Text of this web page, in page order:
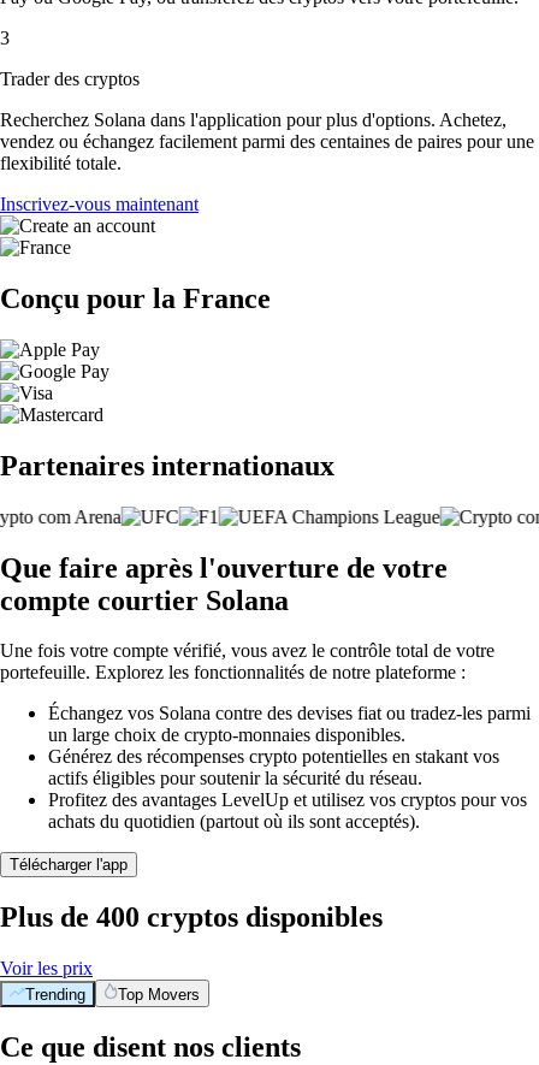
3
Trader des cryptos
Recherchez Solana dans l'application pour plus d'options. Achetez,
vendez ou échangez facilement parmi des centaines de paires pour une
flexibilité totale.
Inscrivez-vous maintenant
Conçu pour la France
Partenaires internationaux
Que faire après l'ouverture de votre
compte courtier Solana
Une fois votre compte vérifié, vous avez le contrôle total de votre
portefeuille. Explorez les fonctionnalités de notre plateforme :
Échangez vos Solana contre des devises fiat ou tradez-les parmi
un large choix de crypto-monnaies disponibles.
Générez des récompenses crypto potentielles en stakant vos
actifs éligibles pour soutenir la sécurité du réseau.
Profitez des avantages LevelUp et utilisez vos cryptos pour vos
achats du quotidien (partout où ils sont acceptés).
Télécharger l'app
Plus de 400 cryptos disponibles
Voir les prix
Trending Top Movers
Ce que disent nos clients